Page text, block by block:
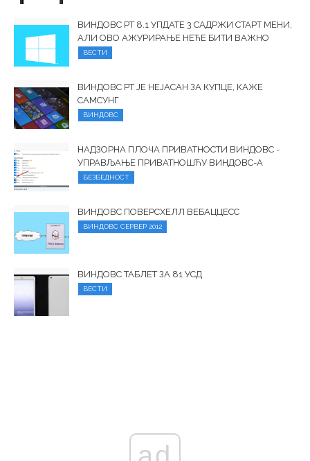
ВИНДОВС РТ 8.1 УПДАТЕ 3 САДРЖИ СТАРТ МЕНИ,
АЛИ ОВО АЖУРИРАЊЕ НЕЋЕ БИТИ ВАЖНО
ВЕСТИ
ВИНДОВС РТ ЈЕ НЕЈАСАН ЗА КУПЦЕ, КАЖЕ
САМСУНГ
ВИНДОВС
НАДЗОРНА ПЛОЧА ПРИВАТНОСТИ ВИНДОВС -
УПРАВЉАЊЕ ПРИВАТНОШЋУ ВИНДОВС-А
БЕЗБЕДНОСТ
ВИНДОВС ПОВЕРСХЕЛЛ ВЕБАЦЦЕСС
ВИНДОВС СЕРВЕР 2012
ВИНДОВС ТАБЛЕТ ЗА 81 УСД
ВЕСТИ